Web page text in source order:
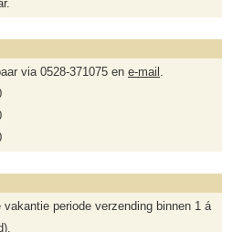
via 0528-371075 en e-mail .
periode verzending binnen 1 á